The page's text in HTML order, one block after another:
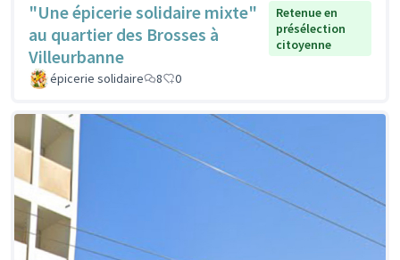
"Une épicerie solidaire mixte"
au quartier des Brosses à
Villeurbanne
Retenue en
présélection
citoyenne
épicerie solidaire 8 0